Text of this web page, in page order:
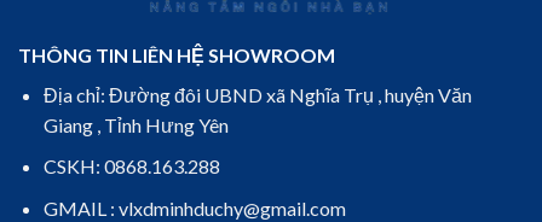
THÔNG TIN LIÊN HỆ SHOWROOM
Địa chỉ: Đường đôi UBND xã Nghĩa Trụ , huyện Văn
Giang , Tỉnh Hưng Yên
CSKH: 0868.163.288
GMAIL : vlxdminhduchy@gmail.com